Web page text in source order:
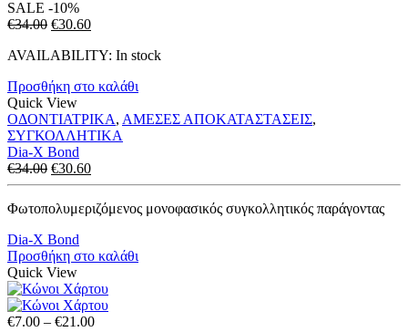
SALE -10%
€34.00 Original
was:
€30.60Η
τιμή
€30.60.
AVAILABILITY: In stock
Προσθήκη στο καλάθι
Quick View
ΟΔΟΝΤΙΑΤΡΙΚΑ, ΑΜΕΣΕΣ ΑΠΟΚΑΤΑΣΤΑΣΕΙΣ,
ΣΥΓΚΟΛΛΗΤΙΚΑ
Dia-X Bond
€34.00 Original
price
was:
€34.00.
€30.60Η
τρέχουσα
τιμή
είναι:
Φωτοπολυμεριζόμενος μονοφασικός συγκολλητικός παράγοντας
Dia-X Bond
Προσθήκη στο καλάθι
Quick View
€7.00 – €21.00Price